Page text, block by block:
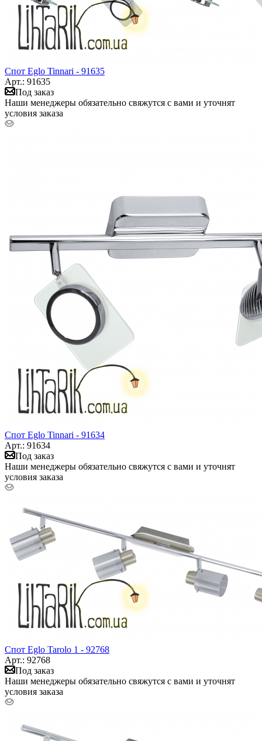
Спот Eglo Tinnari - 91635
Арт.: 91635
Под заказ
Наши менеджеры обязательно свяжутся с вами и уточнят
условия заказа
Спот Eglo Tinnari - 91634
Арт.: 91634
Под заказ
Наши менеджеры обязательно свяжутся с вами и уточнят
условия заказа
Спот Eglo Tarolo 1 - 92768
Арт.: 92768
Под заказ
Наши менеджеры обязательно свяжутся с вами и уточнят
условия заказа